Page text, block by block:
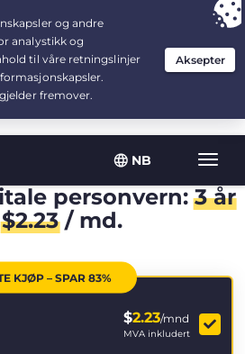
NB
Vis/
for 3.3333333333333-years at $
/month
personvern:3 år
$2.23/ md.
KJØP – SPAR 83%
$2.23/mnd
MVA inkludert